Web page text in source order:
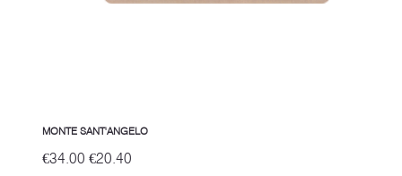
MONTE SANT'ANGELO
Original
price
€34.00
Sale
price
€20.40